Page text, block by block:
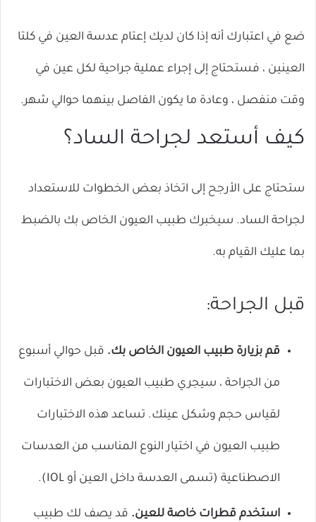
ضع في اعتبارك أنه إذا كان لديك إعتام عدسة العين في كلتا
العينين ، فستحتاج إلى إجراء عملية جراحية لكل عين في
وقت منفصل ، وعادة ما يكون الفاصل بينهما حوالي شهر.
كيف أستعد لجراحة الساد؟
ستحتاج على الأرجح إلى اتخاذ بعض الخطوات للاستعداد
لجراحة الساد. سيخبرك طبيب العيون الخاص بك بالضبط
بما عليك القيام به.
قبل الجراحة:
قم بزيارة طبيب العيون الخاص بك. قبل حوالي أسبوع
من الجراحة ، سيجري طبيب العيون بعض الاختبارات
لقياس حجم وشكل عينك. تساعد هذه الاختبارات
طبيب العيون في اختيار النوع المناسب من العدسات
الاصطناعية (تسمى العدسة داخل العين أو IOL).
استخدم قطرات خاصة للعين. قد يصف لك طبيب